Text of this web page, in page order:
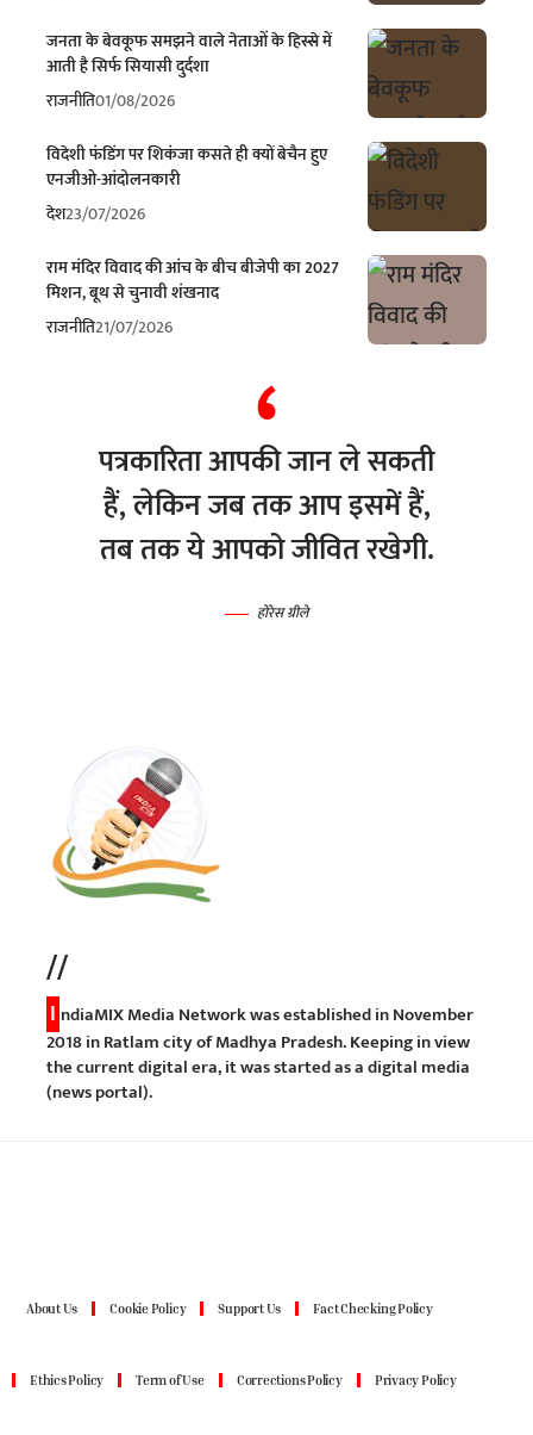
जनता के बेवकूफ समझने वाले नेताओं के हिस्से में
आती है सिर्फ सियासी दुर्दशा
राजनीति01/08/2026
विदेशी फंडिंग पर शिकंजा कसते ही क्यों बेचैन हुए
एनजीओ-आंदोलनकारी
देश23/07/2026
राम मंदिर विवाद की आंच के बीच बीजेपी का 2027
मिशन, बूथ से चुनावी शंखनाद
राजनीति21/07/2026
पत्रकारिता आपकी जान ले सकती
हैं, लेकिन जब तक आप इसमें हैं,
तब तक ये आपको जीवित रखेगी.
होरेस ग्रीले
//
I ndiaMIX Media Network was established in November
2018 in Ratlam city of Madhya Pradesh. Keeping in view
the current digital era, it was started as a digital media
(news portal).
About Us Cookie Policy Support Us Fact Checking Policy
Ethics Policy Term of Use Corrections Policy Privacy Policy